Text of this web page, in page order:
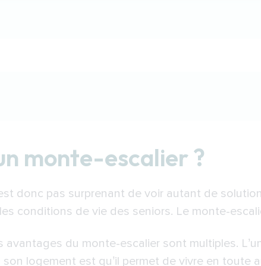
escalier
escalier à Alençon
escaliers à Alençon
monte-escalier ?
donc pas surprenant de voir autant de
conditions de vie des seniors. Le monte-
du monte-escalier sont multiples.
logement est qu’il permet de vivre en toute